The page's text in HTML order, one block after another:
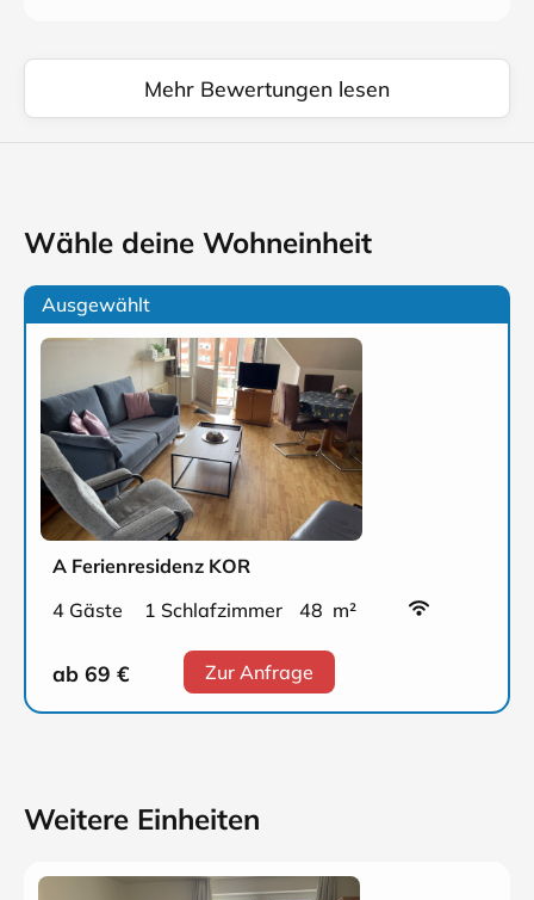
Mehr Bewertungen lesen
Wähle deine Wohneinheit
Ausgewählt
A Ferienresidenz KOR
4 Gäste
1 Schlafzimmer 48 m²
ab 69 € Zur Anfrage
Weitere Einheiten